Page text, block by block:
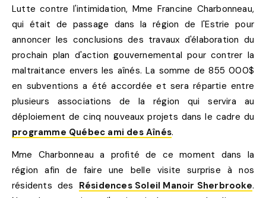
Lutte contre l'intimidation, Mme Francine Charbonneau,
qui était de passage dans la région de l'Estrie pour
annoncer les conclusions des travaux d'élaboration du
prochain plan d'action gouvernemental pour contrer la
maltraitance envers les aînés. La somme de 855 000$
en subventions a été accordée et sera répartie entre
plusieurs associations de la région qui servira au
déploiement de cinq nouveaux projets dans le cadre du
programme Québec ami des Aînés.
Mme Charbonneau a profité de ce moment dans la
région afin de faire une belle visite surprise à nos
résidents des Résidences Soleil Manoir Sherbrooke.